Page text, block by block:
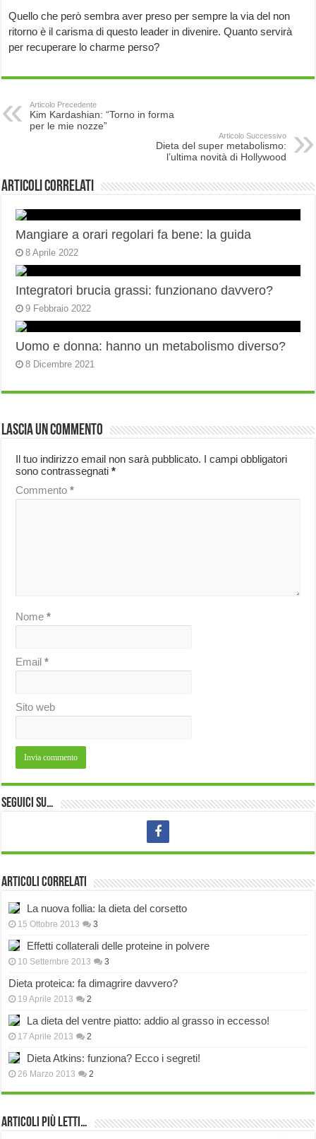
Quello che però sembra aver preso per sempre la via del non
ritorno è il carisma di questo leader in divenire. Quanto servirà
per recuperare lo charme perso?
Articolo Precedente
Kim Kardashian: “Torno in forma
per le mie nozze”
Articolo Successivo
Dieta del super metabolismo:
l’ultima novità di Hollywood
Articoli correlati
Mangiare a orari regolari fa bene: la guida
8 Aprile 2022
Integratori brucia grassi: funzionano davvero?
9 Febbraio 2022
Uomo e donna: hanno un metabolismo diverso?
8 Dicembre 2021
Lascia un commento
Il tuo indirizzo email non sarà pubblicato. I campi obbligatori
sono contrassegnati*
Commento*
Nome*
Email*
Sito web
Seguici su…
Articoli correlati
La nuova follia: la dieta del corsetto
15 Ottobre 2013 3
Effetti collaterali delle proteine in polvere
10 Settembre 2013 3
Dieta proteica: fa dimagrire davvero?
19 Aprile 2013 2
La dieta del ventre piatto: addio al grasso in eccesso!
17 Aprile 2013 2
Dieta Atkins: funziona? Ecco i segreti!
26 Marzo 2013 2
Articoli più Letti…